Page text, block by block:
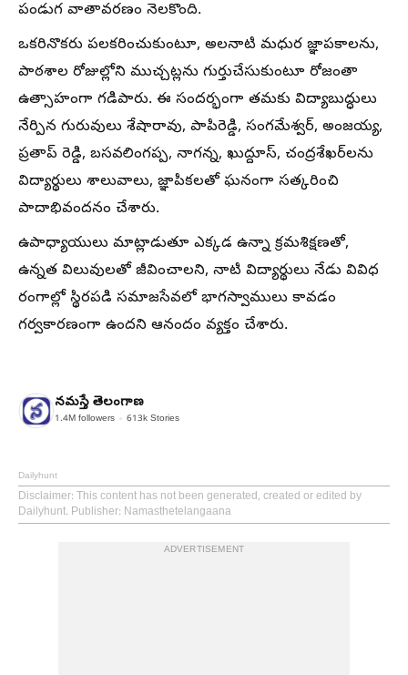
పండుగ వాతావరణం నెలకొంది.
ఒకరినొకరు పలకరించుకుంటూ, అలనాటి మధుర జ్ఞాపకాలను,
పాఠశాల రోజుల్లోని ముచ్చట్లను గుర్తుచేసుకుంటూ రోజంతా
ఉత్సాహంగా గడిపారు. ఈ సందర్భంగా తమకు విద్యాబుద్ధులు
నేర్పిన గురువులు శేషారావు, పాపిరెడ్డి, సంగమేశ్వర్, అంజయ్య,
ప్రతాప్ రెడ్డి, బసవలింగప్ప, నాగన్న, ఖుద్దూస్, చంద్రశేఖర్‌లను
విద్యార్థులు శాలువాలు, జ్ఞాపికలతో ఘనంగా సత్కరించి
పాదాభివందనం చేశారు.
ఉపాధ్యాయులు మాట్లాడుతూ ఎక్కడ ఉన్నా క్రమశిక్షణతో,
ఉన్నత విలువులతో జీవించాలని, నాటి విద్యార్థులు నేడు వివిధ
రంగాల్లో స్థిరపడి సమాజసేవలో భాగస్వాములు కావడం
గర్వకారణంగా ఉందని ఆనందం వ్యక్తం చేశారు.
నమస్తే తెలంగాణ
1.4M followers 613k Stories
Dailyhunt
Disclaimer: This content has not been generated, created or edited by
Dailyhunt. Publisher: Namasthetelangaana
ADVERTISEMENT